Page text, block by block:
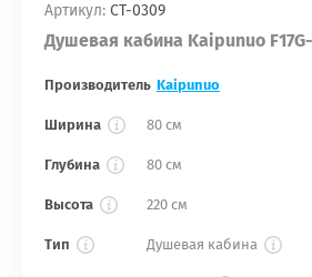
Артикул: СТ-0309
Душевая кабина Kaipunuo
Производитель Kaipunuo
Ширина 80 см
Глубина 80 см
Высота 220 см
Тип Душевая кабина